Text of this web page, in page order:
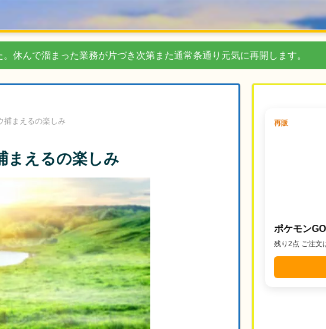
。休んで溜まった業務が片づき次第また通常条通り元気に再開します。
捕まえるの楽しみ
まえるの楽しみ
再販
ポケモン
残り2点 ご注文